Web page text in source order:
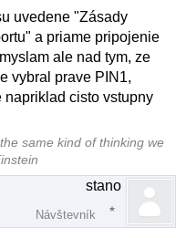
uvedene "Zásady
a priame pripojenie
ale nad tym, ze
vybral prave PIN1,
napriklad cisto vstupny
same kind of thinking we
stano
Návštevník